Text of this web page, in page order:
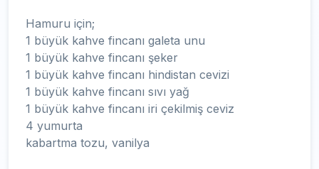
Hamuru için;
1 büyük kahve fincanı galeta unu
1 büyük kahve fincanı şeker
1 büyük kahve fincanı hindistan cevizi
1 büyük kahve fincanı sıvı yağ
1 büyük kahve fincanı iri çekilmiş ceviz
4 yumurta
kabartma tozu, vanilya